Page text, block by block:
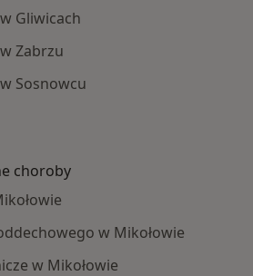
Gliwicach
Zabrzu
Sosnowcu
choroby
w Mikołowie
w Mikołowie